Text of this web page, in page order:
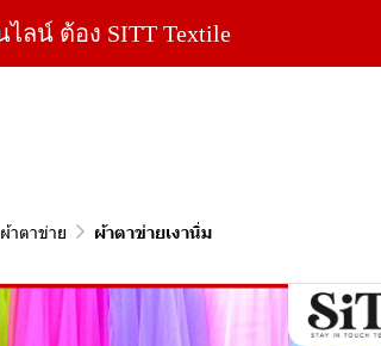
ลน์ ต้อง SITT Textile
ผ้าตาข่าย ผ้าตาข่ายเงานิ่ม